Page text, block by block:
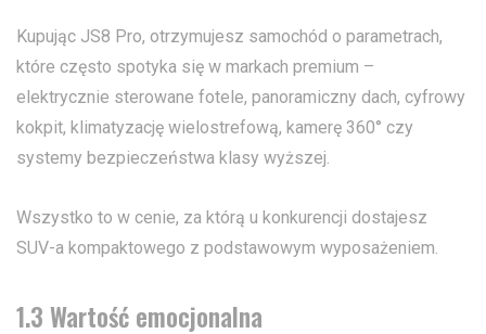
Kupując JS8 Pro, otrzymujesz samochód o parametrach,
które często spotyka się w markach premium –
elektrycznie sterowane fotele, panoramiczny dach, cyfrowy
kokpit, klimatyzację wielostrefową, kamerę 360° czy
systemy bezpieczeństwa klasy wyższej.
Wszystko to w cenie, za którą u konkurencji dostajesz
SUV-a kompaktowego z podstawowym wyposażeniem.
1.3 Wartość emocjonalna